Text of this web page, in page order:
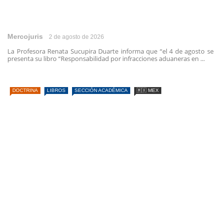
Mercojuris 2 de agosto de 2026
La Profesora Renata Sucupira Duarte informa que “el 4 de agosto se
presenta su libro “Responsabilidad por infracciones aduaneras en ...
DOCTRINA LIBROS SECCIÓN ACADÉMICA 🇲🇽 MEX